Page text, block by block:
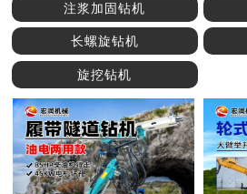
注浆加固钻机
长螺旋钻机
旋挖钻机